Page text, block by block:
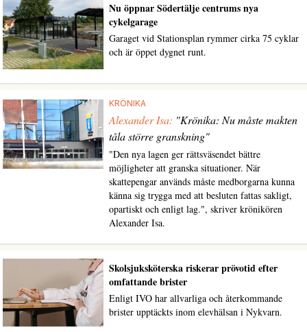
Nu öppnar Södertälje centrums nya
cykelgarage
Garaget vid Stationsplan rymmer cirka 75 cyklar
och är öppet dygnet runt.
KRÖNIKA
Alexander Isa: "Krönika: Nu måste makten
tåla större granskning"
"Den nya lagen ger rättsväsendet bättre
möjligheter att granska situationer. När
skattepengar används måste medborgarna kunna
känna sig trygga med att besluten fattas sakligt,
opartiskt och enligt lag.", skriver krönikören
Alexander Isa.
Skolsjuksköterska riskerar prövotid efter
omfattande brister
Enligt IVO har allvarliga och återkommande
brister upptäckts inom elevhälsan i Nykvarn.